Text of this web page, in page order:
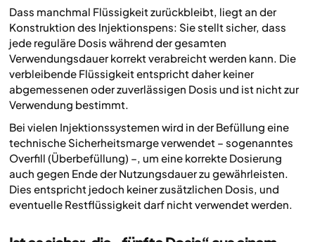
Dass manchmal Flüssigkeit zurückbleibt, liegt an der
Konstruktion des Injektionspens: Sie stellt sicher, dass
jede reguläre Dosis während der gesamten
Verwendungsdauer korrekt verabreicht werden kann. Die
verbleibende Flüssigkeit entspricht daher keiner
abgemessenen oder zuverlässigen Dosis und ist nicht zur
Verwendung bestimmt.
Bei vielen Injektionssystemen wird in der Befüllung eine
technische Sicherheitsmarge verwendet – sogenanntes
Overfill (Überbefüllung) –, um eine korrekte Dosierung
auch gegen Ende der Nutzungsdauer zu gewährleisten.
Dies entspricht jedoch keiner zusätzlichen Dosis, und
eventuelle Restflüssigkeit darf nicht verwendet werden.